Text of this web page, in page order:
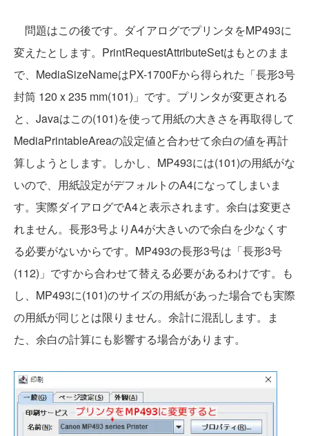
問題はこの後です。ダイアログでプリンタをMP493に
変えたとします。PrintRequestAttributeSetはもとのまま
で、MediaSizeNameはPX-1700Fから得られた「長形3号
封筒 120 x 235 mm(101)」です。プリンタが変更される
と、Javaはこの(101)を使って用紙の大きさを再取得して
MediaPrintableAreaの設定値と合わせて余白の値を再計
算しようとします。しかし、MP493には(101)の用紙がな
いので、用紙設定がデフォルトのA4になってしまいま
す。実際ダイアログでA4と表示されます。余白は変更さ
れません。長形3号よりA4が大きいので余白を少なくす
る必要がないからです。MP493の長形3号は「長形3号
(112)」ですから合わせて替える必要があるわけです。も
し、MP493に(101)のサイズの用紙があった場合でも実際
の用紙が同じとは限りません。余計に混乱します。ま
た、余白の計算にも影響する場合があります。